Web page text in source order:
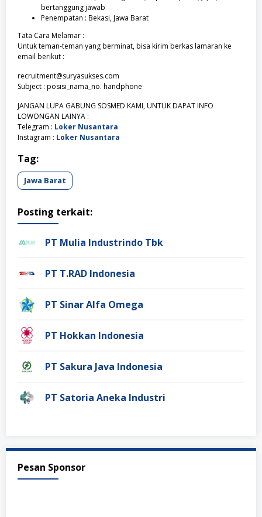
bertanggung jawab
Penempatan : Bekasi, Jawa Barat
Tata Cara Melamar :
Untuk teman-teman yang berminat, bisa kirim berkas lamaran ke
email berikut :
recruitment@suryasukses.com
Subject : posisi_nama_no. handphone
JANGAN LUPA GABUNG SOSMED KAMI, UNTUK DAPAT INFO
LOWONGAN LAINYA :
Telegram : Loker Nusantara
Instagram : Loker Nusantara
Tag:
Jawa Barat
Posting terkait:
PT Mulia Industrindo Tbk
PT T.RAD Indonesia
PT Sinar Alfa Omega
PT Hokkan Indonesia
PT Sakura Java Indonesia
PT Satoria Aneka Industri
Pesan Sponsor